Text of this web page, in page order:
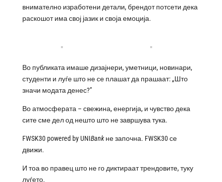
внимателно изработени детали, брендот потсети дека
раскошот има свој јазик и своја емоција.
Во публиката имаше дизајнери, уметници, новинари,
студенти и луѓе што не се плашат да прашаат: „Што
значи модата денес?”
Во атмосферата – свежина, енергија, и чувство дека
сите сме дел од нешто што не завршува тука.
FWSK30 powered by UNIBankне започна. FWSK30 се
движи.
И тоа во правец што не го диктираат трендовите, туку
луѓето.